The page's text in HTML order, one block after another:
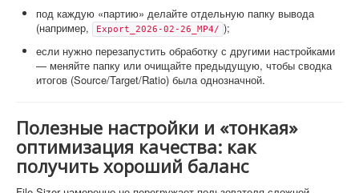
под каждую «партию» делайте отдельную папку вывода
(например,
Export_2026-02-26_MP4/ );
если нужно перезапустить обработку с другими настройками
— меняйте папку или очищайте предыдущую, чтобы сводка
итогов (Source/Target/Ratio) была однозначной.
Полезные настройки и «тонкая»
оптимизация качества: как
получить хороший баланс